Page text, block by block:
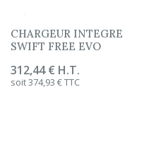
CHARGEUR INTEGRE
SWIFT FREE EVO
Prix
312,44 € H.T.
soit 374,93 € TTC